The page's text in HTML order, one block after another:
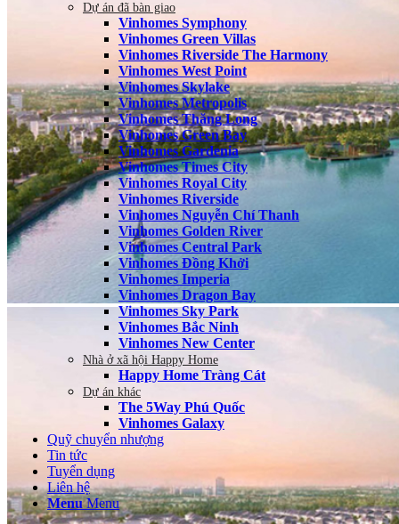
Dự án đã bàn giao
Vinhomes Symphony
Vinhomes Green Villas
Vinhomes Riverside The Harmony
Vinhomes West Point
Vinhomes Skylake
Vinhomes Metropolis
Vinhomes Thăng Long
Vinhomes Green Bay
Vinhomes Gardenia
Vinhomes Times City
Vinhomes Royal City
Vinhomes Riverside
Vinhomes Nguyễn Chí Thanh
Vinhomes Golden River
Vinhomes Central Park
Vinhomes Đồng Khởi
Vinhomes Imperia
Vinhomes Dragon Bay
Vinhomes Sky Park
Vinhomes Bắc Ninh
Vinhomes New Center
Nhà ở xã hội Happy Home
Happy Home Tràng Cát
Dự án khác
The 5Way Phú Quốc
Vinhomes Galaxy
Quỹ chuyển nhượng
Tin tức
Tuyển dụng
Liên hệ
Menu Menu